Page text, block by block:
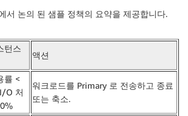
서 논의 된 샘플 정책의 요약을 제공합니다.
턴스
액션
률 <
O 처
워크로드를 Primary 로 전송하고 종료
또는 축소.